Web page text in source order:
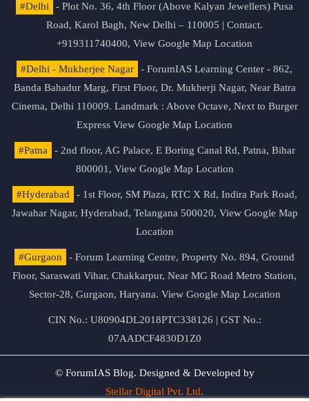
#Delhi
- Plot No. 36, 4th Floor (Above Kalyan Jewellers) Pusa
Road, Karol Bagh, New Delhi – 110005 | Contact.
+919311740400, View Google Map Location
#Delhi - Mukherjee Nagar
- ForumIAS Learning Center - 862,
Banda Bahadur Marg, First Floor, Dr. Mukherji Nagar, Near Batra
Cinema, Delhi 110009. Landmark : Above Octave, Next to Burger
Express View Google Map Location
#Patna
- 2nd floor, AG Palace, E Boring Canal Rd, Patna, Bihar
800001, View Google Map Location
#Hyderabad
- 1st Floor, SM Plaza, RTC X Rd, Indira Park Road,
Jawahar Nagar, Hyderabad, Telangana 500020, View Google Map
Location
#Gurgaon
- Forum Learning Centre, Property No. 894, Ground
Floor, Saraswati Vihar, Chakkarpur, Near MG Road Metro Station,
Sector-28, Gurgaon, Haryana. View Google Map Location
CIN No.: U80904DL2018PTC338126 | GST No.:
07AADCF4830D1Z0
© ForumIAS Blog. Designed & Developed by
Stellar Digital Pvt. Ltd.